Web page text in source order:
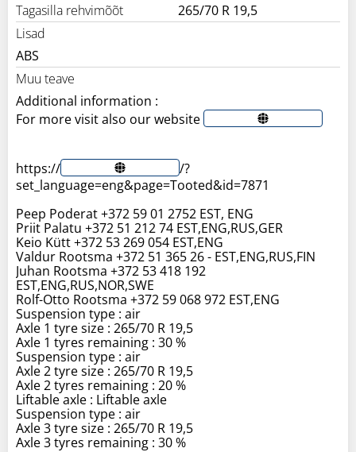
Tagasilla rehvimõõt
265/70 R 19,5
Lisad
ABS
Muu teave
Additional information :
For more visit also our website
https://
/?
set_language=eng&page=Tooted&id=7871
Peep Poderat +372 59 01 2752 EST, ENG
Priit Palatu +372 51 212 74 EST,ENG,RUS,GER
Keio Kütt +372 53 269 054 EST,ENG
Valdur Rootsma +372 51 365 26 - EST,ENG,RUS,FIN
Juhan Rootsma +372 53 418 192
EST,ENG,RUS,NOR,SWE
Rolf-Otto Rootsma +372 59 068 972 EST,ENG
Suspension type : air
Axle 1 tyre size : 265/70 R 19,5
Axle 1 tyres remaining : 30 %
Suspension type : air
Axle 2 tyre size : 265/70 R 19,5
Axle 2 tyres remaining : 20 %
Liftable axle : Liftable axle
Suspension type : air
Axle 3 tyre size : 265/70 R 19,5
Axle 3 tyres remaining : 30 %